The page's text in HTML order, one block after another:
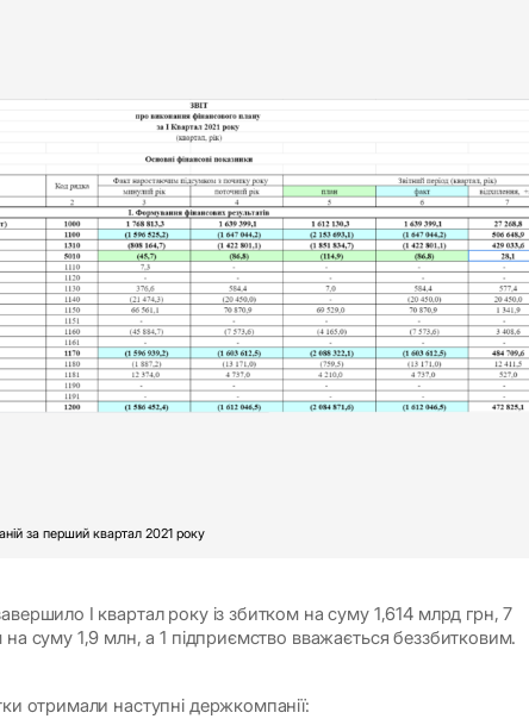
за перший квартал 2021 року
І квартал року із збитком на суму 1,614 млрд грн, 7
на суму 1,9 млн, а 1 підприємство вважається беззбитковим.
отримали наступні держкомпанії: